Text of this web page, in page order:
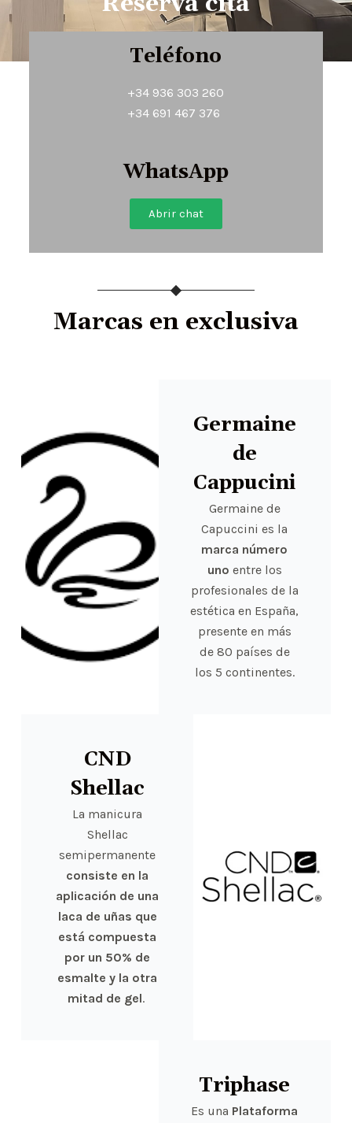
Teléfono
+34 936 303 260
+34 691 467 376
WhatsApp
Abrir chat
Marcas en exclusiva
Germaine
de
Cappucini
Germaine de
Capuccini es la
marca número
uno entre los
profesionales de la
estética en España,
presente en más
de 80 países de
los 5 continentes.
CND
Shellac
La manicura
Shellac
semipermanente
consiste en la
aplicación de una
laca de uñas que
está compuesta
por un 50% de
esmalte y la otra
mitad de gel.
Triphase
Es una Plataforma